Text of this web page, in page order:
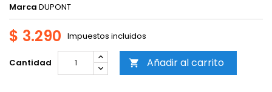
Marca DUPONT
$ 3.290 Impuestos incluidos
Cantidad  Añadir al carrito